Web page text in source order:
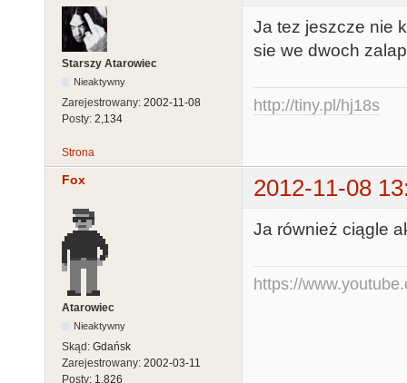
Starszy Atarowiec
Nieaktywny
Zarejestrowany: 2002-11-08
Posty: 2,134
Ja tez jeszcze nie
sie we dwoch
http://tiny.pl/hj18s
Strona
Fox 2012-11-08
Atarowiec
Nieaktywny
Skąd: Gdańsk
Zarejestrowany: 2002-03-11
Posty: 1,826
Ja również ciągle
https://